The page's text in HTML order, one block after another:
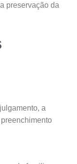
preservação da
a